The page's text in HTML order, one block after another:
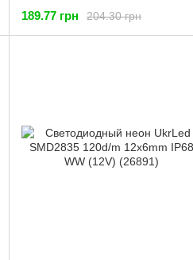
204.30 грн
189.77 грн